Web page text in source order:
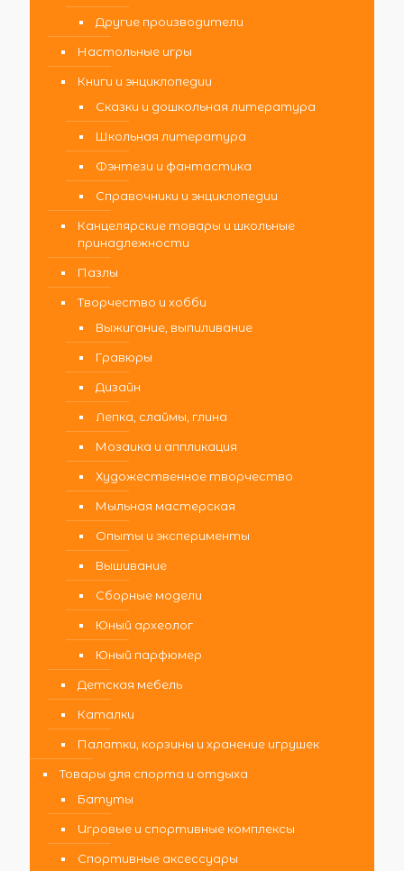
Другие производители
Настольные игры
Книги и энциклопедии
Сказки и дошкольная литература
Школьная литература
Фэнтези и фантастика
Справочники и энциклопедии
Канцелярские товары и школьные
принадлежности
Пазлы
Творчество и хобби
Выжигание, выпиливание
Гравюры
Дизайн
Лепка, слаймы, глина
Мозаика и аппликация
Художественное творчество
Мыльная мастерская
Опыты и эксперименты
Вышивание
Сборные модели
Юный археолог
Юный парфюмер
Детская мебель
Каталки
Палатки, корзины и хранение игрушек
Товары для спорта и отдыха
Батуты
Игровые и спортивные комплексы
Спортивные аксессуары